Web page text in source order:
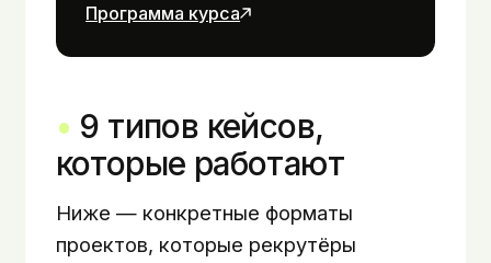
Программа курса
9 типов кейсов,
которые работают
Ниже — конкретные форматы
проектов, которые рекрутёры